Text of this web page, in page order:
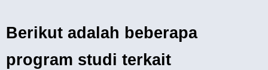
Berikut adalah beberapa
program studi terkait